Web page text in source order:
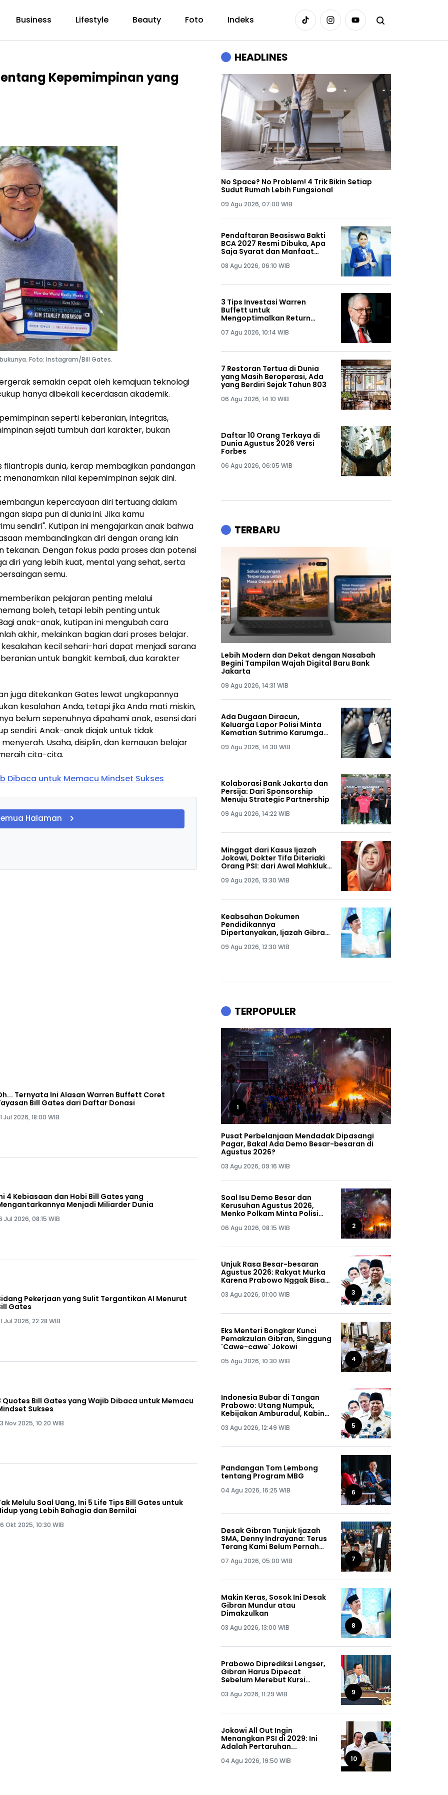
Business Lifestyle Beauty Foto Indeks
Kepemimpinan yang
Foto: Instagram/Bill Gates.
semakin cepat oleh kemajuan teknologi
hanya dibekali kecerdasan akademik.
seperti keberanian, integritas,
sejati tumbuh dari karakter, bukan
filantropis dunia, kerap membagikan pandangan
nilai kepemimpinan sejak dini.
kepercayaan diri tertuang dalam
siapa pun di dunia ini. Jika kamu
sendiri". Kutipan ini mengajarkan anak bahwa
membandingkan diri dengan orang lain
tekanan. Dengan fokus pada proses dan potensi
diri yang lebih kuat, mental yang sehat, serta
semu.
pelajaran penting melalui
boleh, tetapi lebih penting untuk
anak-anak, kutipan ini mengubah cara
akhir, melainkan bagian dari proses belajar.
kecil sehari-hari dapat menjadi sarana
untuk bangkit kembali, dua karakter
juga ditekankan Gates lewat ungkapannya
kesalahan Anda, tetapi jika Anda mati miskin,
belum sepenuhnya dipahami anak, esensi dari
sendiri. Anak-anak diajak untuk tidak
Usaha, disiplin, dan kemauan belajar
cita-cita.
Dibaca untuk Memacu Mindset Sukses
Halaman
Ternyata Ini Alasan Warren Buffett Coret
Bill Gates dari Daftar Donasi
Jul 2026, 18:00 WIB
4 Kebiasaan dan Hobi Bill Gates yang
Menjadi Miliarder Dunia
Jul 2026, 08:15 WIB
Pekerjaan yang Sulit Tergantikan AI Menurut
Gates
Jul 2026, 22:28 WIB
Quotes Bill Gates yang Wajib Dibaca untuk Memacu
Sukses
Nov 2025, 10:20 WIB
Melulu Soal Uang, Ini 5 Life Tips Bill Gates untuk
yang Lebih Bahagia dan Bernilai
Okt 2025, 10:30 WIB
HEADLINES
No Space? No Problem! 4 Trik Bikin Setiap
Sudut Rumah Lebih Fungsional
09 Agu 2026, 07:00 WIB
Pendaftaran Beasiswa Bakti
BCA 2027 Resmi Dibuka, Apa
Saja Syarat dan Manfaat
08 Agu 2026, 06:10 WIB
3 Tips Investasi Warren
Buffett untuk
Mengoptimalkan Return
07 Agu 2026, 10:14 WIB
7 Restoran Tertua di Dunia
yang Masih Beroperasi, Ada
yang Berdiri Sejak Tahun 803
06 Agu 2026, 14:10 WIB
Daftar 10 Orang Terkaya di
Dunia Agustus 2026 Versi
Forbes
06 Agu 2026, 06:05 WIB
TERBARU
Lebih Modern dan Dekat dengan Nasabah
Begini Tampilan Wajah Digital Baru Bank
Jakarta
09 Agu 2026, 14:31 WIB
Ada Dugaan Diracun,
Keluarga Lapor Polisi Minta
Kematian Sutrimo Karumga
Tuntas, Siap Lakukan Autopsi!
09 Agu 2026, 14:30 WIB
Kolaborasi Bank Jakarta dan
Persija: Dari Sponsorship
Menuju Strategic Partnership
09 Agu 2026, 14:22 WIB
Minggat dari Kasus Ijazah
Jokowi, Dokter Tifa Diteriaki
Orang PSI: dari Awal Mahkluk
09 Agu 2026, 13:30 WIB
Keabsahan Dokumen
Pendidikannya
Dipertanyakan, Ijazah Gibran
Tak Akan Pernah Tenang
09 Agu 2026, 12:30 WIB
TERPOPULER
1
Pusat Perbelanjaan Mendadak Dipasangi
Pagar, Bakal Ada Demo Besar-besaran di
Agustus 2026?
03 Agu 2026, 09:16 WIB
Soal Isu Demo Besar dan
Kerusuhan Agustus 2026,
Menko Polkam Minta Polisi
Dapat, Siap-siap!
06 Agu 2026, 08:15 WIB 2
Unjuk Rasa Besar-besaran
Agustus 2026: Rakyat Murka
Karena Prabowo Nggak Bisa
03 Agu 2026, 01:00 WIB 3
Eks Menteri Bongkar Kunci
Pemakzulan Gibran, Singgung
'Cawe-cawe' Jokowi
05 Agu 2026, 10:30 WIB 4
Indonesia Bubar di Tangan
Prabowo: Utang Numpuk,
Kebijakan Amburadul, Kabinet
Semua!
03 Agu 2026, 12:49 WIB 5
Pandangan Tom Lembong
tentang Program MBG
04 Agu 2026, 16:25 WIB 6
Desak Gibran Tunjuk Ijazah
SMA, Denny Indrayana: Terus
Terang Kami Belum Pernah
07 Agu 2026, 05:00 WIB 7
Makin Keras, Sosok Ini Desak
Gibran Mundur atau
Dimakzulkan
03 Agu 2026, 13:00 WIB 8
Prabowo Diprediksi Lengser,
Gibran Harus Dipecat
Sebelum Merebut Kursi
03 Agu 2026, 11:29 WIB 9
Jokowi All Out Ingin
Menangkan PSI di 2029: Ini
Adalah Pertaruhan...
04 Agu 2026, 19:50 WIB 10